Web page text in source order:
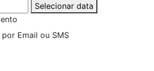
Selecionar data
Email ou SMS